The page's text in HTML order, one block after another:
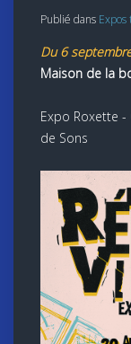
Publié dans
Du 6
Maison de la
Expo Roxette
de Sons